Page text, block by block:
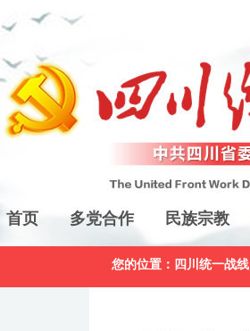
首页 多党合作 民族宗教
您的位置： 四川统一战线